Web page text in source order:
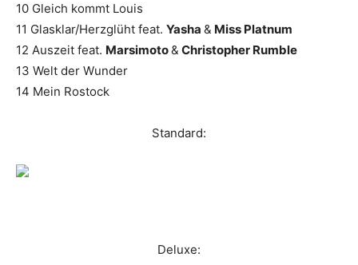
10 Gleich kommt Louis
11 Glasklar/Herzglüht feat. Yasha & Miss Platnum
12 Auszeit feat. Marsimoto& Christopher Rumble
13 Welt der Wunder
14 Mein Rostock
Standard:
Deluxe: